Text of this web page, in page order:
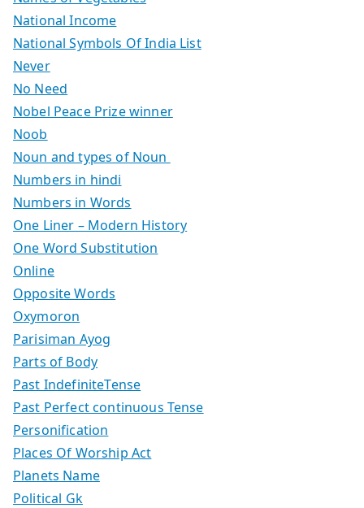
National Income
National Symbols Of India List
Never
No Need
Nobel Peace Prize winner
Noob
Noun and types of Noun
Numbers in hindi
Numbers in Words
One Liner – Modern History
One Word Substitution
Online
Opposite Words
Oxymoron
Parisiman Ayog
Parts of Body
Past IndefiniteTense
Past Perfect continuous Tense
Personification
Places Of Worship Act
Planets Name
Political Gk